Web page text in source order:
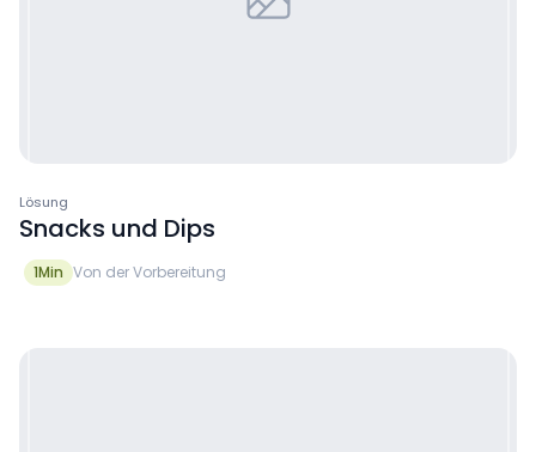
Lösung
Snacks und Dips
1Min Von der Vorbereitung